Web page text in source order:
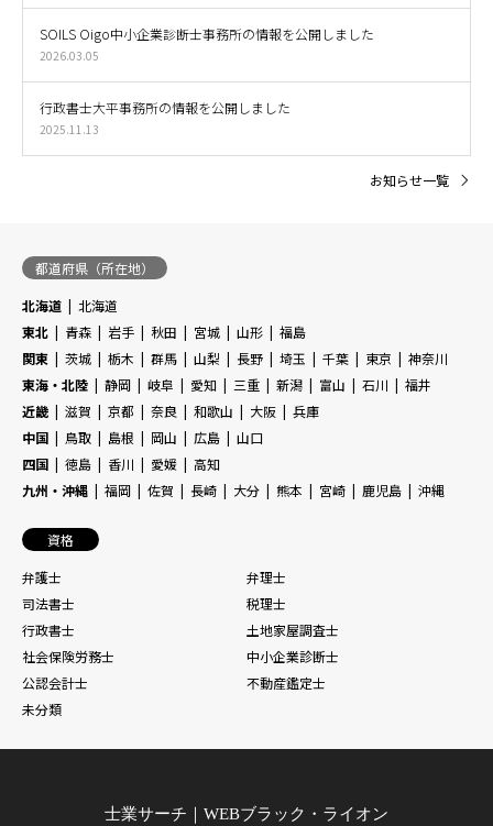
SOILS Oigo中小企業診断士事務所の情報を公開しました
2026.03.05
行政書士大平事務所の情報を公開しました
2025.11.13
お知らせ一覧
都道府県（所在地）
北海道
北海道
東北
青森 岩手 秋田 宮城 山形
福島
関東
茨城 栃木 群馬 山梨 長野 埼玉 千葉 東京
神奈川
東海・北陸
静岡 岐阜 愛知 三重 新潟 富山 石川
福井
近畿
滋賀 京都 奈良 和歌山 大阪
兵庫
中国
鳥取 島根 岡山 広島
山口
四国
徳島 香川 愛媛
高知
九州・沖縄
福岡 佐賀 長崎 大分 熊本 宮崎 鹿児島 沖縄
資格
弁護士
弁理士
司法書士
税理士
行政書士
土地家屋調査士
社会保険労務士
中小企業診断士
公認会計士
不動産鑑定士
未分類
士業サーチ｜WEBブラック・ライオン